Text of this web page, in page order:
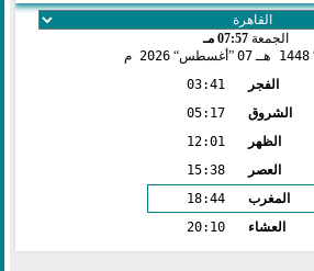
الجمعة 07:57 مـ
1448 هـ 07 أغسطس 2026 م
الفجر
03:41
الشروق
05:17
الظهر
12:01
العصر
15:38
المغرب
18:44
العشاء
20:10